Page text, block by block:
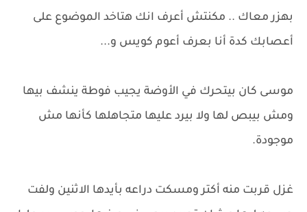
بهزر معاك .. مكنتش أعرف انك هتاخد الموضوع على
أعصابك كدة أنا بعرف أعوم كويس و...
موسى كان بيتحرك في الأوضة يجيب فوطة ينشف بيها
ومش بيبص لها ولا بيرد عليها متجاهلها كأنها مش
موجودة.
غزل قربت منه أكتر ومسكت دراعه بأيدها الاثنين ولفت